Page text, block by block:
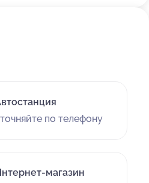
написал в отзыве. Но
сработанная,
не бодро и все
по телефону
магазин